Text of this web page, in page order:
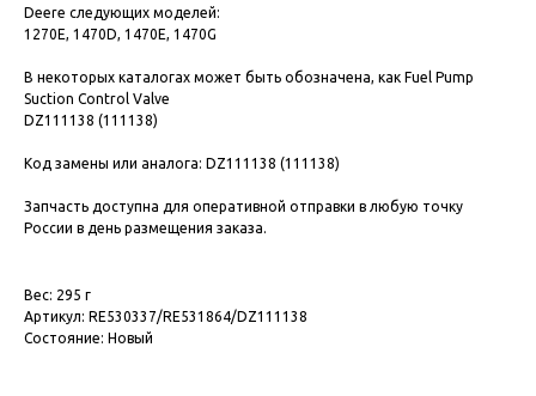
Deere следующих моделей:
1270E, 1470D, 1470E, 1470G
В некоторых каталогах может быть обозначена, как Fuel Pump
Suction Control Valve
DZ111138 (111138)
Код замены или аналога: DZ111138 (111138)
Запчасть доступна для оперативной отправки в любую точку
России в день размещения заказа.
Вес: 295 г
Артикул: RE530337/RE531864/DZ111138
Состояние: Новый